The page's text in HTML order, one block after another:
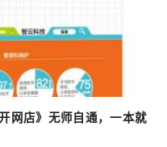
网店》无师自通，一本就